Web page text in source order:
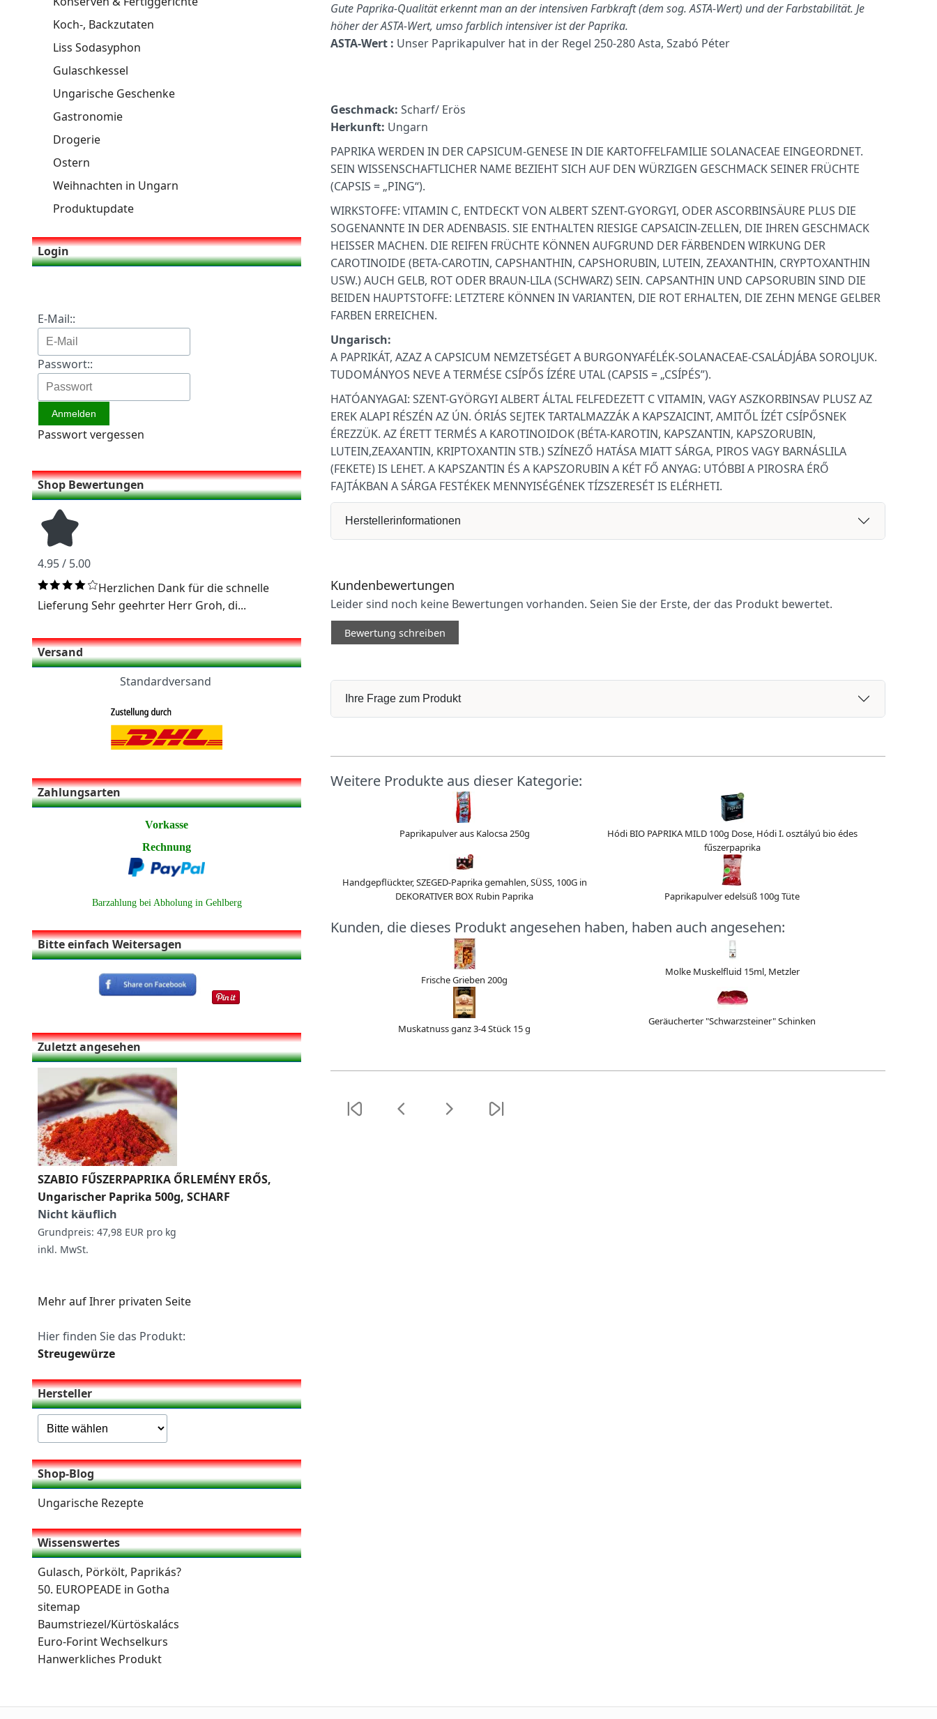
Koch-, Backzutaten
Liss Sodasyphon
Gulaschkessel
Ungarische Geschenke
Gastronomie
Drogerie
Ostern
Weihnachten in Ungarn
Produktupdate
Login
E-Mail::
Passwort::
Passwort vergessen
Shop Bewertungen
4.95 / 5.00
Herzlichen Dank für die schnelle
Lieferung Sehr geehrter Herr Groh, di...
Versand
Standardversand
Zahlungsarten
Vorkasse
Rechnung
Barzahlung bei Abholung in Gehlberg
Bitte einfach Weitersagen
Zuletzt angesehen
SZABIO FŰSZERPAPRIKA ŐRLEMÉNY ERŐS,
Ungarischer Paprika 500g, SCHARF
Nicht käuflich
Grundpreis: 47,98 EUR pro kg
inkl. MwSt.
Mehr auf Ihrer privaten Seite
Hier finden Sie das Produkt:
Streugewürze
Hersteller
Shop-Blog
Ungarische Rezepte
Wissenswertes
Gulasch, Pörkölt, Paprikás?
50. EUROPEADE in Gotha
sitemap
Baumstriezel/Kürtöskalács
Euro-Forint Wechselkurs
Hanwerkliches Produkt
Gute Paprika-Qualität erkennt man an der intensiven Farbkraft (dem sog. ASTA-Wert) und der Farbstabilität. Je
höher der ASTA-Wert, umso farblich intensiver ist der Paprika.
ASTA-Wert : Unser Paprikapulver hat in der Regel 250-280 Asta, Szabó Péter
Geschmack: Scharf/ Erös
Herkunft: Ungarn
PAPRIKA WERDEN IN DER CAPSICUM-GENESE IN DIE KARTOFFELFAMILIE SOLANACEAE EINGEORDNET.
SEIN WISSENSCHAFTLICHER NAME BEZIEHT SICH AUF DEN WÜRZIGEN GESCHMACK SEINER FRÜCHTE
(CAPSIS = „PING“).
WIRKSTOFFE: VITAMIN C, ENTDECKT VON ALBERT SZENT-GYORGYI, ODER ASCORBINSÄURE PLUS DIE
SOGENANNTE IN DER ADENBASIS. SIE ENTHALTEN RIESIGE CAPSAICIN-ZELLEN, DIE IHREN GESCHMACK
HEISSER MACHEN. DIE REIFEN FRÜCHTE KÖNNEN AUFGRUND DER FÄRBENDEN WIRKUNG DER
CAROTINOIDE (BETA-CAROTIN, CAPSHANTHIN, CAPSHORUBIN, LUTEIN, ZEAXANTHIN, CRYPTOXANTHIN
USW.) AUCH GELB, ROT ODER BRAUN-LILA (SCHWARZ) SEIN. CAPSANTHIN UND CAPSORUBIN SIND DIE
BEIDEN HAUPTSTOFFE: LETZTERE KÖNNEN IN VARIANTEN, DIE ROT ERHALTEN, DIE ZEHN MENGE GELBER
FARBEN ERREICHEN.
Ungarisch:
A PAPRIKÁT, AZAZ A CAPSICUM NEMZETSÉGET A BURGONYAFÉLÉK-SOLANACEAE-CSALÁDJÁBA SOROLJUK.
TUDOMÁNYOS NEVE A TERMÉSE CSÍPŐS ÍZÉRE UTAL (CAPSIS = „CSÍPÉS”).
HATÓANYAGAI: SZENT-GYÖRGYI ALBERT ÁLTAL FELFEDEZETT C VITAMIN, VAGY ASZKORBINSAV PLUSZ AZ
EREK ALAPI RÉSZÉN AZ ÚN. ÓRIÁS SEJTEK TARTALMAZZÁK A KAPSZAICINT, AMITŐL ÍZÉT CSÍPŐSNEK
ÉREZZÜK. AZ ÉRETT TERMÉS A KAROTINOIDOK (BÉTA-KAROTIN, KAPSZANTIN, KAPSZORUBIN,
LUTEIN,ZEAXANTIN, KRIPTOXANTIN STB.) SZÍNEZŐ HATÁSA MIATT SÁRGA, PIROS VAGY BARNÁSLILA
(FEKETE) IS LEHET. A KAPSZANTIN ÉS A KAPSZORUBIN A KÉT FŐ ANYAG: UTÓBBI A PIROSRA ÉRŐ
FAJTÁKBAN A SÁRGA FESTÉKEK MENNYISÉGÉNEK TÍZSZERESÉT IS ELÉRHETI.
Herstellerinformationen
Kundenbewertungen
Leider sind noch keine Bewertungen vorhanden. Seien Sie der Erste, der das Produkt bewertet.
Bewertung schreiben
Ihre Frage zum Produkt
Weitere Produkte aus dieser Kategorie:
Paprikapulver aus Kalocsa 250g
Hódi BIO PAPRIKA MILD 100g Dose, Hódi I. osztályú bio édes
fűszerpaprika
Handgepflückter, SZEGED-Paprika gemahlen, SÜSS, 100G in
DEKORATIVER BOX Rubin Paprika
Paprikapulver edelsüß 100g Tüte
Kunden, die dieses Produkt angesehen haben, haben auch angesehen:
Frische Grieben 200g
Molke Muskelfluid 15ml, Metzler
Muskatnuss ganz 3-4 Stück 15 g
Geräucherter "Schwarzsteiner" Schinken